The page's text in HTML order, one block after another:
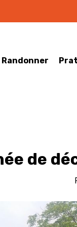
Randonner
de